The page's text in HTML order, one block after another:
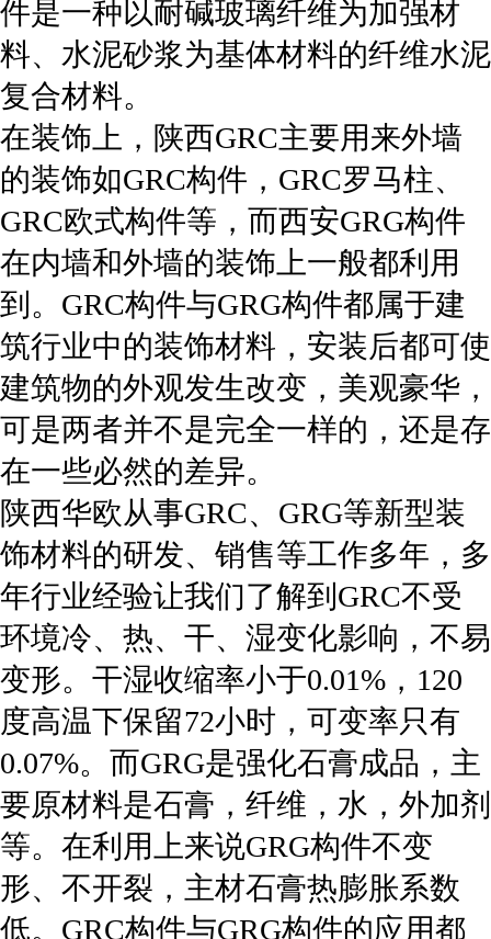
件是一种以耐碱玻璃纤维为加强材
料、水泥砂浆为基体材料的纤维水泥
复合材料。
在装饰上，陕西GRC主要用来外墙
的装饰如GRC构件，GRC罗马柱、
GRC欧式构件等，而西安GRG构件
在内墙和外墙的装饰上一般都利用
到。GRC构件与GRG构件都属于建
筑行业中的装饰材料，安装后都可使
建筑物的外观发生改变，美观豪华，
可是两者并不是完全一样的，还是存
在一些必然的差异。
陕西华欧从事GRC、GRG等新型装
饰材料的研发、销售等工作多年，多
年行业经验让我们了解到GRC不受
环境冷、热、干、湿变化影响，不易
变形。干湿收缩率小于0.01%，120
度高温下保留72小时，可变率只有
0.07%。而GRG是强化石膏成品，主
要原材料是石膏，纤维，水，外加剂
等。在利用上来说GRG构件不变
形、不开裂，主材石膏热膨胀系数
低。GRC构件与GRG构件的应用都